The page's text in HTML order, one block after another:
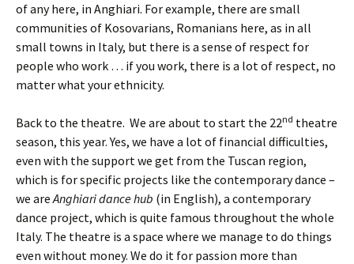
of any here, in Anghiari. For example, there are small
communities of Kosovarians, Romanians here, as in all
small towns in Italy, but there is a sense of respect for
people who work … if you work, there is a lot of respect, no
matter what your ethnicity.
Back to the theatre. We are about to start the 22nd theatre
season, this year. Yes, we have a lot of financial difficulties,
even with the support we get from the Tuscan region,
which is for specific projects like the contemporary dance –
we areAnghiari dance hub (in English), a contemporary
dance project, which is quite famous throughout the whole
Italy. The theatre is a space where we manage to do things
even without money. We do it for passion more than